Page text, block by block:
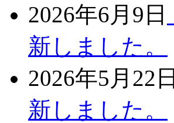
2026年6月9日
新しました。
2026年5月22日
新しました。